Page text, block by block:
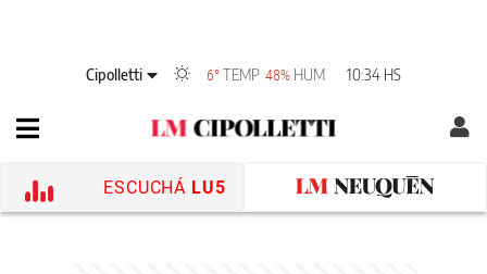
Cipolletti 6°TEMP 48% HUM 10:34 HS
ESCUCHÁ LU5